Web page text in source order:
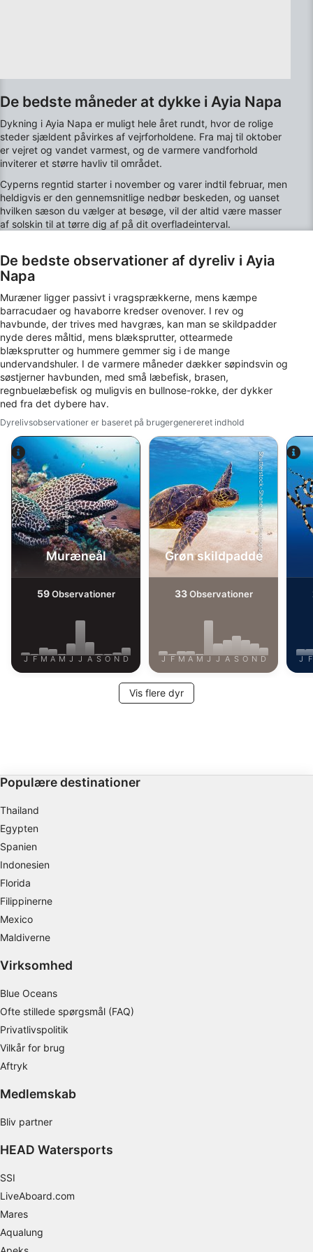
De bedste måneder at dykke i Ayia Napa
Dykning i Ayia Napa er muligt hele året rundt, hvor de rolige
steder sjældent påvirkes af vejrforholdene. Fra maj til oktober
er vejret og vandet varmest, og de varmere vandforhold
inviterer et større havliv til området.
Cyperns regntid starter i november og varer indtil februar, men
heldigvis er den gennemsnitlige nedbør beskeden, og uanset
hvilken sæson du vælger at besøge, vil der altid være masser
af solskin til at tørre dig af på dit overfladeinterval.
De bedste observationer af dyreliv i Ayia
Napa
Muræner ligger passivt i vragsprækkerne, mens kæmpe
barracudaer og havaborre kredser ovenover. I rev og
havbunde, der trives med havgræs, kan man se skildpadder
nyde deres måltid, mens blæksprutter, ottearmede
blæksprutter og hummere gemmer sig i de mange
undervandshuler. I de varmere måneder dækker søpindsvin og
søstjerner havbunden, med små læbefisk, brasen,
regnbuelæbefisk og muligvis en bullnose-rokke, der dykker
ned fra det dybere hav.
Dyrelivsobservationer er baseret på brugergenereret indhold
Alamy-WaterFrame
Muræneål
59Observationer
J F M A M J J A S O N D
Shutterstock-Shane Myers Photography
Grøn skildpadde
33Observationer
J F M A M J J A S O N D J F
Vis flere dyr
Populære destinationer
Thailand
Egypten
Spanien
Indonesien
Florida
Filippinerne
Mexico
Maldiverne
Virksomhed
Blue Oceans
Ofte stillede spørgsmål (FAQ)
Privatlivspolitik
Vilkår for brug
Aftryk
Medlemskab
Bliv partner
HEAD Watersports
SSI
LiveAboard.com
Mares
Aqualung
Oprette profiler for at tilpasse indhold
Bruge profiler til at vælge tilpasset indhold
Måle annonceringseffektivitet
Måle indholdseffektivitet
Forstå målgrupper gennem statistikker eller
kombinationer af oplysninger fra forskellige
Udvikle og forbedre tjenester
Bruge begrænsede oplysninger til at vælge
indhold
IAB Special Features:
Bruge præcise geografiske
placeringsoplysninger
Identificere enheder baseret på aktivt
anmodede oplysninger
Ikke-IAB-behandlingsformål:
Nødvendig
Ydeevne
Funktionel
Annoncering / marketing